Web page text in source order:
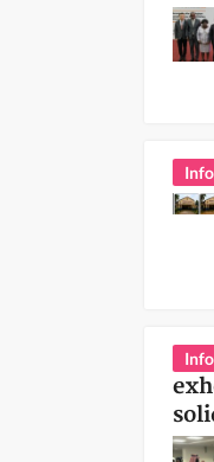
Info
Info